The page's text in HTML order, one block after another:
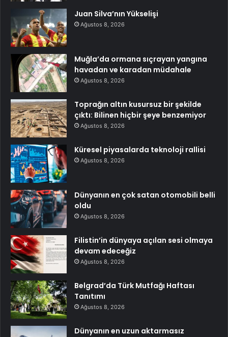
Juan Silva’nın Yükselişi
Ağustos 8, 2026
Muğla’da ormana sıçrayan yangına
havadan ve karadan müdahale
Ağustos 8, 2026
Toprağın altın kusursuz bir şekilde
çıktı: Bilinen hiçbir şeye benzemiyor
Ağustos 8, 2026
Küresel piyasalarda teknoloji rallisi
Ağustos 8, 2026
Dünyanın en çok satan otomobili belli
oldu
Ağustos 8, 2026
Filistin’in dünyaya açılan sesi olmaya
devam edeceğiz
Ağustos 8, 2026
Belgrad’da Türk Mutfağı Haftası
Tanıtımı
Ağustos 8, 2026
Dünyanın en uzun aktarmasız